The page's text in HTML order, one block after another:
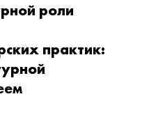
роли
практик: